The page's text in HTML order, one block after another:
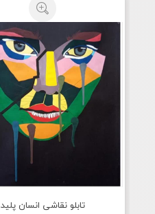
تابلو نقاشی انسان پلید